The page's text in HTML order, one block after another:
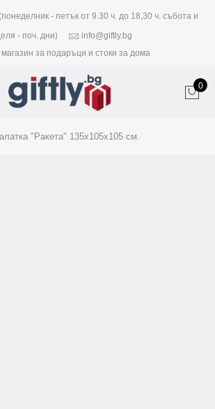
- петък от 9.30 ч. до 18,30 ч. събота и
- поч. дни)
info@giftly.bg
за подаръци и стоки за дома
0
"Ракета" 135х105х105 см.